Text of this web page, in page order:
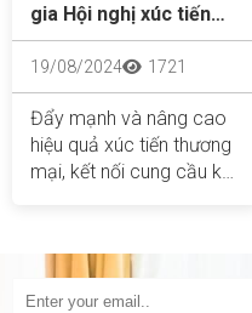
gia Hội nghị xúc tiến
thương mại, kết nối
giao thương khu vực
kinh tế tập thể các tỉnh,
thành phố Duyên Hải -
Miền Trung năm 2024
19/08/2024 1721
Đẩy mạnh và nâng cao
hiệu quả xúc tiến thương
mại, kết nối cung cầu khu
thành phố